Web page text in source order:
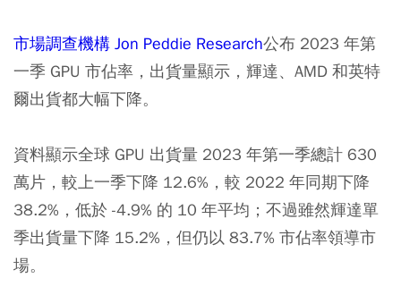
市場調查機構 Jon Peddie Research公布 2023 年第
一季 GPU 市佔率，出貨量顯示，輝達、AMD 和英特
爾出貨都大幅下降。
資料顯示全球 GPU 出貨量 2023 年第一季總計 630
萬片，較上一季下降 12.6%，較 2022 年同期下降
38.2%，低於 -4.9% 的 10 年平均；不過雖然輝達單
季出貨量下降 15.2%，但仍以 83.7% 市佔率領導市
場。